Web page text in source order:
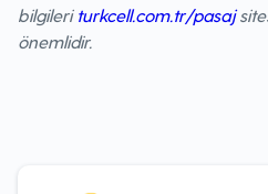
bilgileri turkcell.com.tr/pasaj
önemlidir.